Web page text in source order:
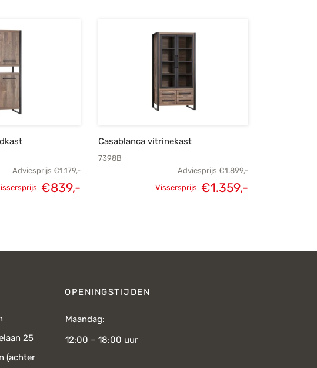
Adviesprijs €1.179,-
€839,-
Casablanca vitrinekast
7398B
Adviesprijs €1.899,-
Vissersprijs €1.359,-
25
(achter
OPENINGSTIJDEN
Maandag:
12:00 – 18:00 uur